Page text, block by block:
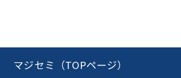
マジセミ（TOPページ）